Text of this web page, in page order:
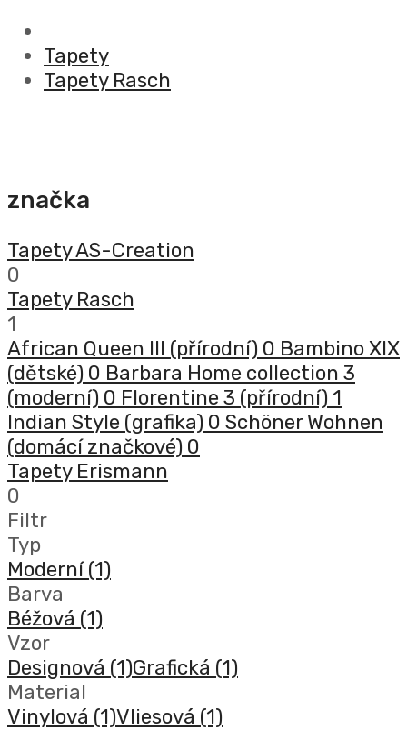
Tapety
Tapety Rasch
značka
Tapety AS-Creation
0
Tapety Rasch
1
African Queen III (přírodní) 0 Bambino XIX
(dětské) 0 Barbara Home collection 3
(moderní) 0 Florentine 3 (přírodní) 1
Indian Style (grafika) 0 Schöner Wohnen
(domácí značkové) 0
Tapety Erismann
0
Filtr
Typ
Moderní(1)
Barva
Béžová (1)
Vzor
Designová (1)Grafická (1)
Material
Vinylová (1)Vliesová (1)